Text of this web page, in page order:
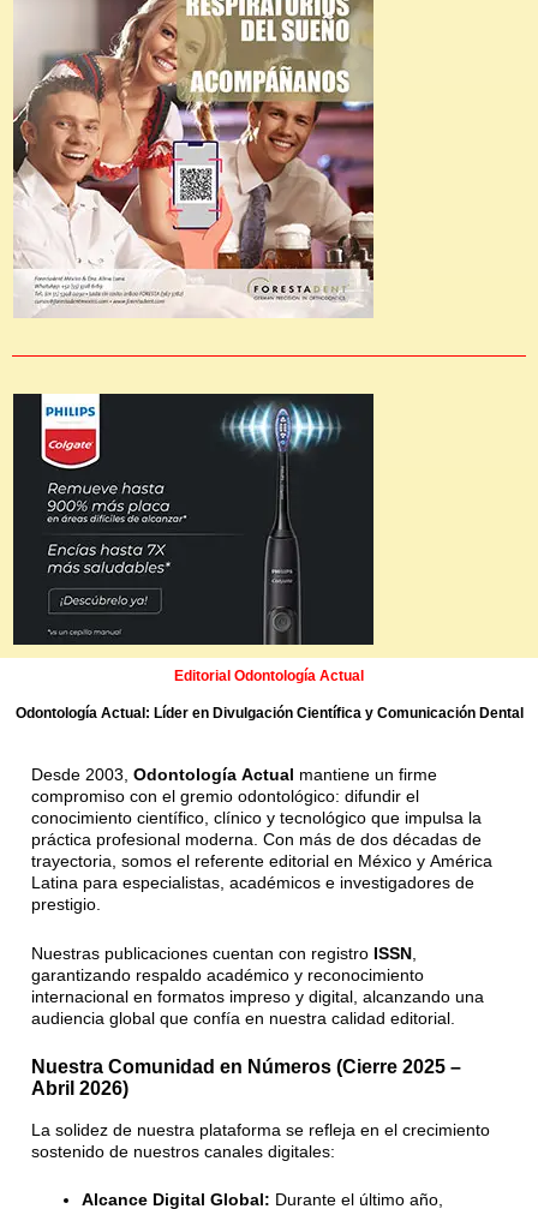
Editorial Odontología Actual
Odontología Actual: Líder en Divulgación Científica y Comunicación Dental
Desde 2003, Odontología Actual mantiene un firme
compromiso con el gremio odontológico: difundir el
conocimiento científico, clínico y tecnológico que impulsa la
práctica profesional moderna. Con más de dos décadas de
trayectoria, somos el referente editorial en México y América
Latina para especialistas, académicos e investigadores de
prestigio.
Nuestras publicaciones cuentan con registro ISSN
garantizando respaldo académico y reconocimiento
internacional en formatos impreso y digital, alcanzando una
audiencia global que confía en nuestra calidad editorial
Nuestra Comunidad en Números (Cierre 2025 –
Abril 2026)
La solidez de nuestra plataforma se refleja en el crecimiento
sostenido de nuestros canales digitales:
Alcance Digital Global: Durante el último año,